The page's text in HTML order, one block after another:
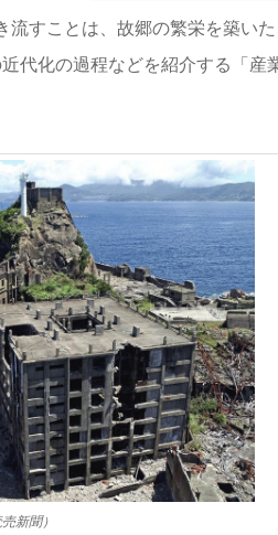
すことは、故郷の繁栄を築い
代化の過程などを紹介する「産
新聞）